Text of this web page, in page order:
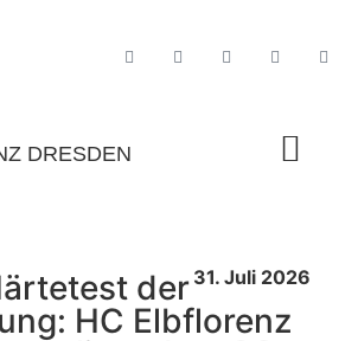
DRESDEN
31. Juli 2026
der
HC Elbflorenz